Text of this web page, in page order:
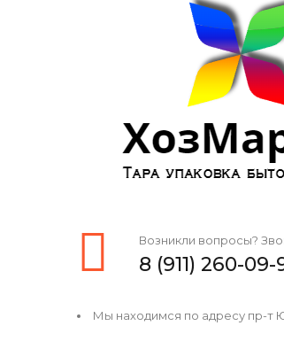
Возникли вопросы?
8 (911) 260-09-
Мы находимся по адресу пр-т